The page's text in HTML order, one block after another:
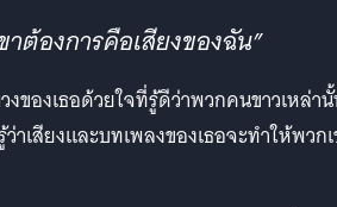
ต้องการคือเสียงของฉัน”
งของเธอด้วยใจที่รู้ดีว่าพวกคนขาวเหล่า
าเสียงและบทเพลงของเธอจะทำให้พวก